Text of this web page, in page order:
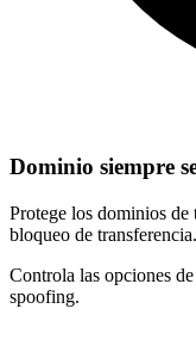
Dominio siempre
Protege los dominios de
bloqueo de transferencia.
Controla las opciones de
spoofing.